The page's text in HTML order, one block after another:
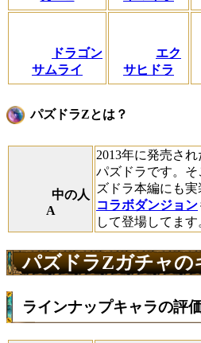
ドラゴン
サムライ
エク
サヒドラ
パズドラZとは？
中の人
A
2013年に発売さ
パズドラです。
ズドラ本編にも
コラボダンジョン
して登場してます
パズドラZガチャの
ラインナップキャラの評